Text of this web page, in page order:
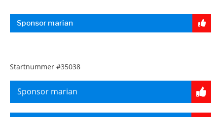
Sponsor marian
Startnummer #35038
Sponsor marian